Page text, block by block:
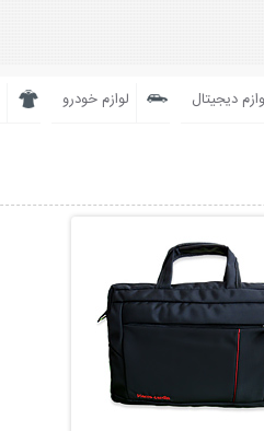
دیجیتال لوازم خودرو